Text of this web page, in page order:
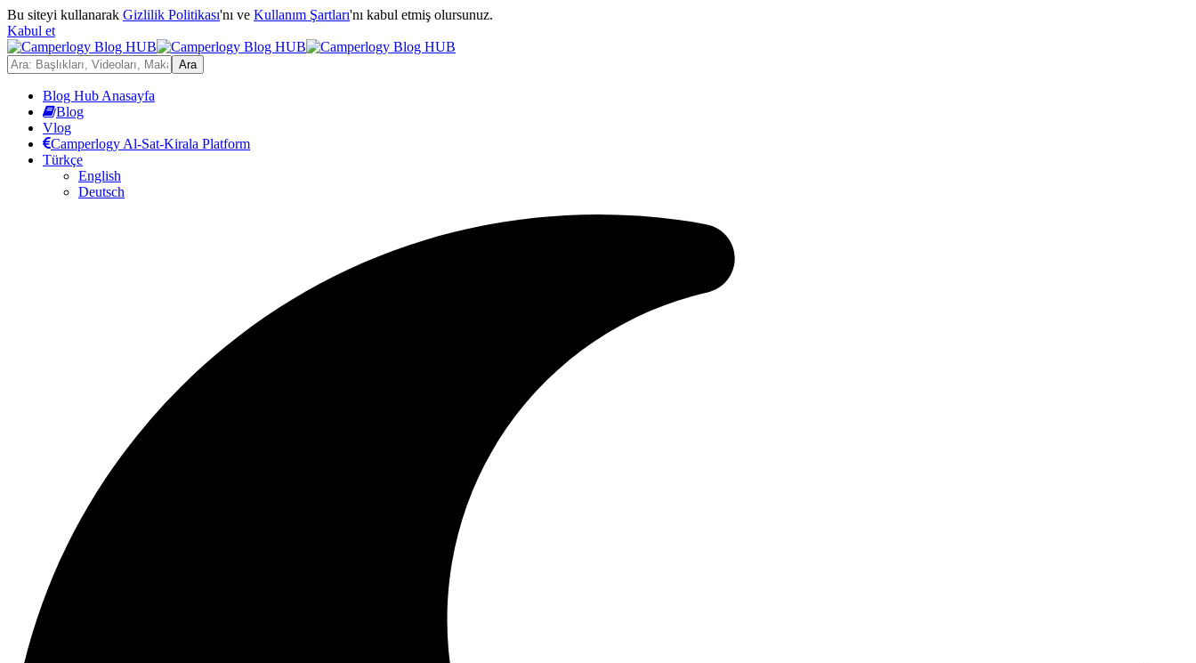
Bu siteyi kullanarak Gizlilik Politikası'nı ve Kullanım Şartları'nı kabul etmiş olursunuz.
Kabul et
Blog Hub Anasayfa
Blog
Vlog
Camperlogy Al-Sat-Kirala Platform
Türkçe
English
Deutsch